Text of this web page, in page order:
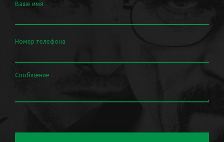
Ваше имя
Номер телефона
Сообщение